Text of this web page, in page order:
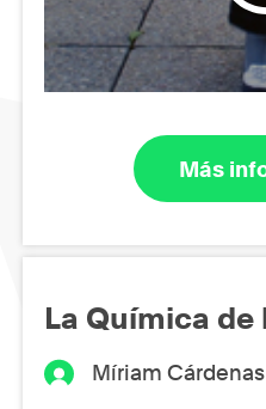
Más
La Química
Míriam